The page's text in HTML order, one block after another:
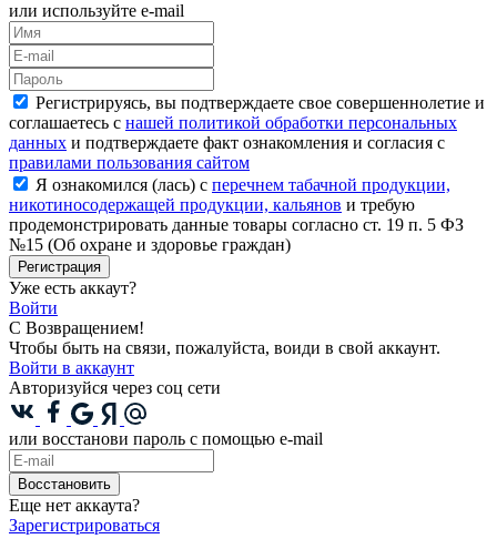
или используйте e-mail
Регистрируясь, вы подтверждаете свое совершеннолетие и
соглашаетесь с нашей политикой обработки персональных
данных и подтверждаете факт ознакомления и согласия с
правилами пользования сайтом
Я ознакомился (лась) с перечнем табачной продукции,
никотиносодержащей продукции, кальянов и требую
продемонстрировать данные товары согласно ст. 19 п. 5 ФЗ
№15 (Об охране и здоровье граждан)
Регистрация
Уже есть аккаут?
Войти
С Возвращением!
Чтобы быть на связи, пожалуйста, воиди в свой аккаунт.
Войти в аккаунт
Авторизуйся через соц сети
или восстанови пароль с помощью e-mail
Восстановить
Еще нет аккаута?
Зарегистрироваться